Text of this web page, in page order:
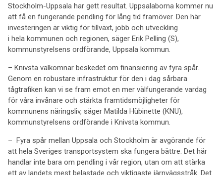
Stockholm-Uppsala har gett resultat. Uppsalaborna kommer nu
att få en fungerande pendling för lång tid framöver. Den här
investeringen är viktig för tillväxt, jobb och utveckling
i hela kommunen och regionen, säger Erik Pelling (S),
kommunstyrelsens ordförande, Uppsala kommun.
– Knivsta välkomnar beskedet om finansiering av fyra spår.
Genom en robustare infrastruktur för den i dag sårbara
tågtrafiken kan vi se fram emot en mer välfungerande vardag
för våra invånare och stärkta framtidsmöjligheter för
kommunens näringsliv, säger Matilda Hübinette (KNU),
kommunstyrelsens ordförande i Knivsta kommun.
– Fyra spår mellan Uppsala och Stockholm är avgörande för
att hela Sveriges transportsystem ska fungera bättre. Det här
handlar inte bara om pendling i vår region, utan om att stärka
ett av landets mest belastade och viktigaste järnvägsstråk. Det